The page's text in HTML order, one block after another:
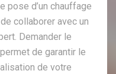
pose d’un chauffage
collaborer avec un
Demander le
de garantir le
de votre